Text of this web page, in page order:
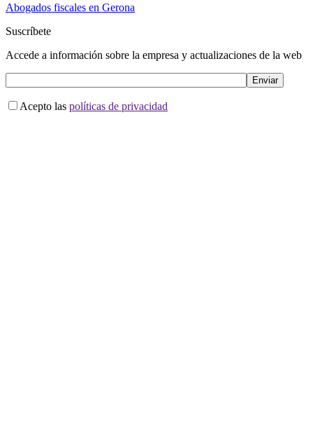
Abogados fiscales en Gerona
Suscríbete
Accede a información sobre la empresa y actualizaciones de la web
Acepto las políticas de privacidad